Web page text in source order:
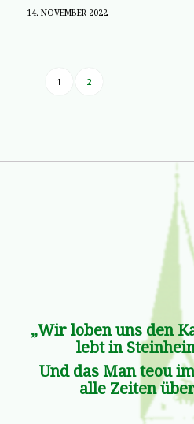
14. NOVEMBER 2022
1 2
„Wir loben uns den
lebt in
Und das Man teou
alle Zeiten